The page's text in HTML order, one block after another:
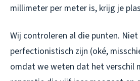
millimeter per meter is, krijg je
Wij controleren al die punten.
perfectionistisch zijn (oké,
omdat we weten dat het verschil